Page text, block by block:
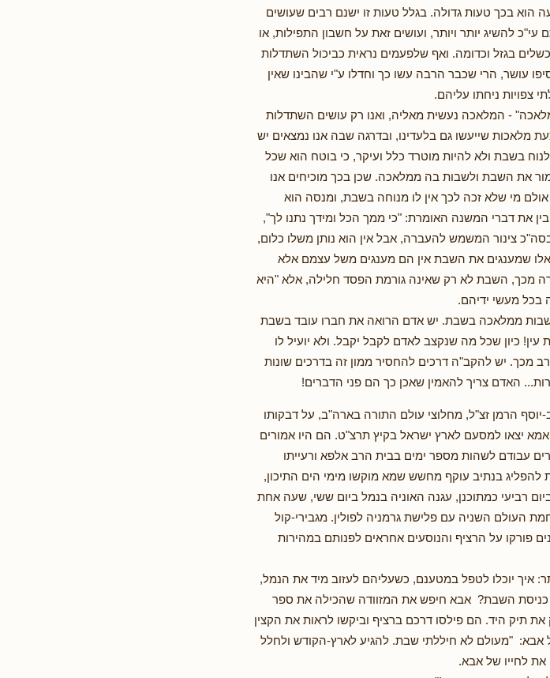
הוא בכך טעות גדולה. בגלל טעות זו ישנם רבים שעושים
להשיג יותר ויותר, ועושים זאת על חשבון התפילות, או
בגזל וכדומה. ואף שלפעמים נראית כביכול השתדלות
עושר, הרי שכבר הרבה עשו כך וחדלו ע"י שהבינו שאין
צפויות ניחתו עליהם.
- המלאכה נעשית מאליה, ואנו רק עושים השתדלות
מלאכות שייעשו גם בלעדינו, ובדרגה שבה אנו נמצאים יש
בשבת ולא להיות מוטרד כלל ועיקר, כי בוטח הוא שכל
את השבת ולשבות בה ממלאכה. שכן בכך מוכיחים אנו
מי שלא זכה לכך אין לו מנוחה בשבת, ומנסה הוא
את דברי המשנה האומרת: "כי ממך הכל ומידך נתנו לך",
צינור המשמש להעברה, אבל אין הוא נותן משלו כלום,
אלו שמענגים את השבת אין הם מענגים משל עצמם אלא
מכך, השבת לא רק שאינה גורמת הפסד חלילה, אלא "היא
בכל מעשי ידיהם.
ישבות ממלאכה בשבת. יש אדם הרואה את חברו עובד בשבת
כיון שכל מה שנקצב לאדם לקבל יקבל. ולא יועיל לו
מכך. יש להקב"ה דרכים להחסיר ממון זה בדרכים שונות
האדם צריך להאמין שאכן כך הם פני הדברים!
הרמן זצ"ל, מחלוצי עולם התורה בארה"ב, על דבקותו
יצאו למסעם לארץ ישראל בקיץ תרצ"ט. הם היו אמורים
עבודם לשהות מספר ימים בבית הרב אלפא ורעייתו
בנתיב עוקף מחשש שמא מוקשו מימי הים התיכון,
רביעי כמתוכנן, עגנה האוניה בנמל ביום ששי, שעה אחת
העולם השניה עם פלישת גרמניה לפולין. מגבירי-קול
פורקו על הרציף והנוסעים אחראים לפנותם במהירות
איך יוכלו לטפל במטענם, כשעליהם לעזוב מיד את הנמל,
כניסת השבת? אבא חיפש את המזוודה שהכילה את ספר
תיק היד. הם פילסו דרכם ברציף וביקשו לראות את הקצין
אבא: "מעולם לא חיללתי שבת. להגיע לארץ-הקודש ולחלל
לחייו של אבא.